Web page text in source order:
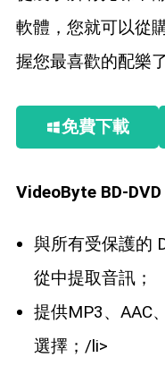
軟體，您就可以從
握您最喜歡的配樂了
免費下載
VideoByte BD-
與所有受保護的
從中提取音訊；
提供MP3、AAC
選擇；/li>